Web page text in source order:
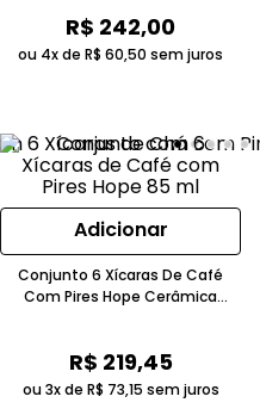
R$ 242,00
ou 4x de R$ 60,50 sem juros
Adicionar
Conjunto 6 Xícaras De Café
Com Pires Hope Cerâmica
R$ 219,45
ou 3x de R$ 73,15 sem juros